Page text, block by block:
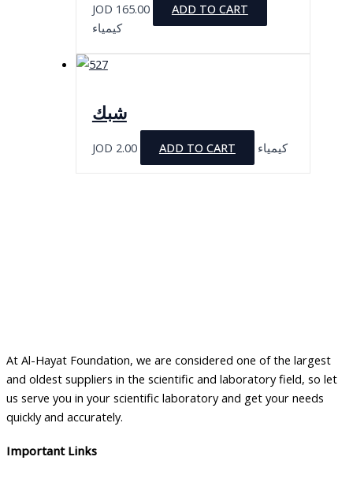
JOD 165.00
ADD TO CART
كيمياء
شبك
JOD 2.00 ADD TO CART كيمياء
At Al-Hayat Foundation, we are considered one of the largest
and oldest suppliers in the scientific and laboratory field, so let
us serve you in your scientific laboratory and get your needs
quickly and accurately.
Important Links